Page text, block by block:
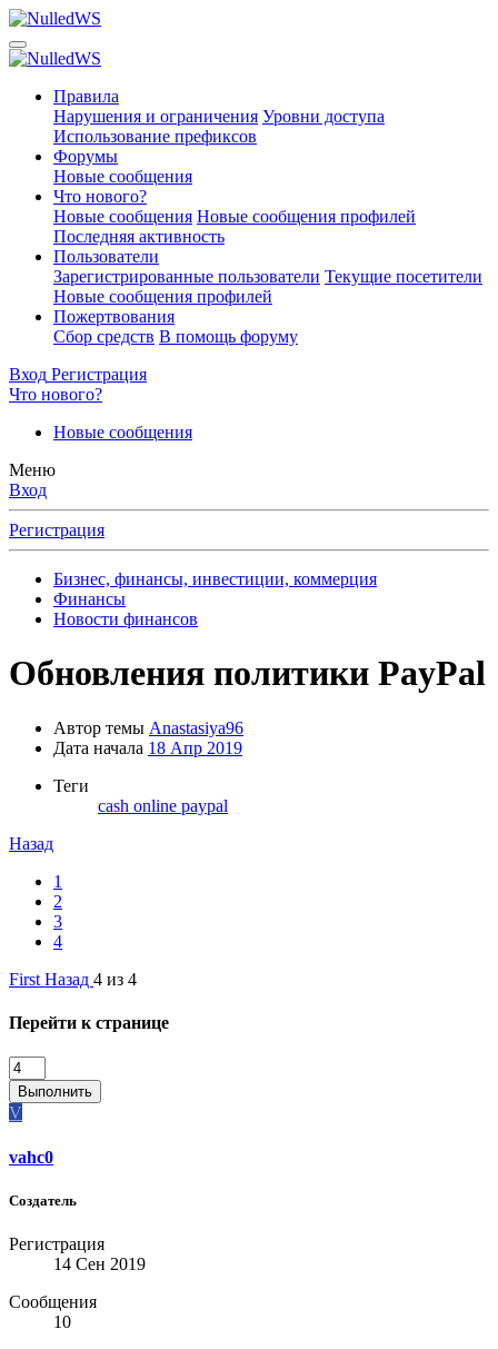
Правила
Нарушения и ограничения Уровни доступа
Использование префиксов
Форумы
Новые сообщения
Что нового?
Новые сообщения Новые сообщения профилей
Последняя активность
Пользователи
Зарегистрированные пользователи Текущие посетители
Новые сообщения профилей
Пожертвования
Сбор средств В помощь форуму
Вход Регистрация
Что нового?
Новые сообщения
Меню
Вход
Регистрация
Бизнес, финансы, инвестиции, коммерция
Финансы
Новости финансов
Обновления политики PayPal
Автор темы Anastasiya96
Дата начала 18 Апр 2019
Теги
cash online paypal
Назад
1
2
3
4
First Назад 4 из 4
Перейти к странице
Выполнить
V
vahc0
Создатель
Регистрация
14 Сен 2019
Сообщения
10